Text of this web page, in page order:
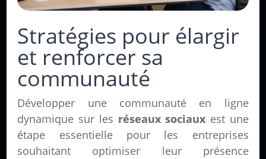
Stratégies pour élargir
et renforcer sa
communauté
Développer une communauté en ligne
dynamique sur les réseaux sociaux est une
étape essentielle pour les entreprises
souhaitant optimiser leur présence